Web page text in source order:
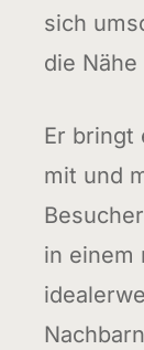
sich
die
Er bringt
mit und
in einem